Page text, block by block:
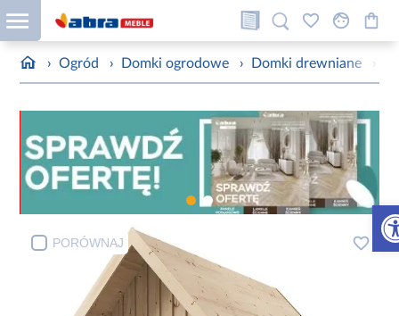
› Ogród › Domki ogrodowe › Domki drewniane ›
PORÓWNAJ